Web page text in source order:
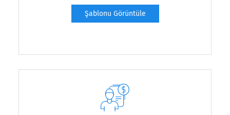
Şablonu Görüntüle